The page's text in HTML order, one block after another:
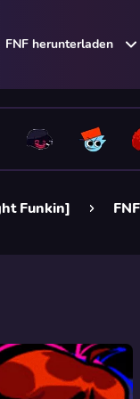
FNF herunterladen
Funkin]